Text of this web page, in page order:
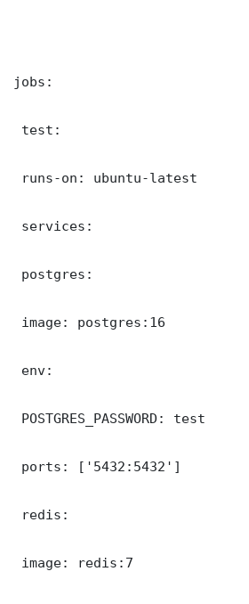
jobs:
test:
runs-on: ubuntu-latest
services:
postgres:
image: postgres:16
env:
POSTGRES_PASSWORD: test
ports: ['5432:5432']
redis:
image: redis:7